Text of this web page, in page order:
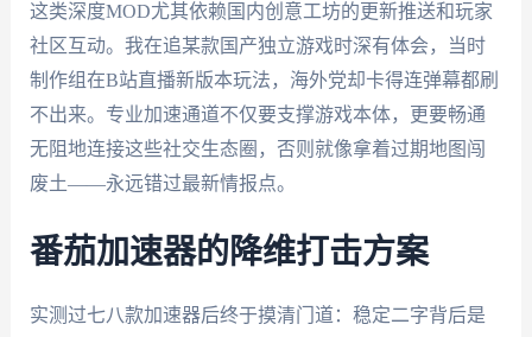
这类深度MOD尤其依赖国内创意工坊的更新推送和玩家
社区互动。我在追某款国产独立游戏时深有体会，当时
制作组在B站直播新版本玩法，海外党却卡得连弹幕都刷
不出来。专业加速通道不仅要支撑游戏本体，更要畅通
无阻地连接这些社交生态圈，否则就像拿着过期地图闯
废土——永远错过最新情报点。
番茄加速器的降维打击方案
实测过七八款加速器后终于摸清门道：稳定二字背后是